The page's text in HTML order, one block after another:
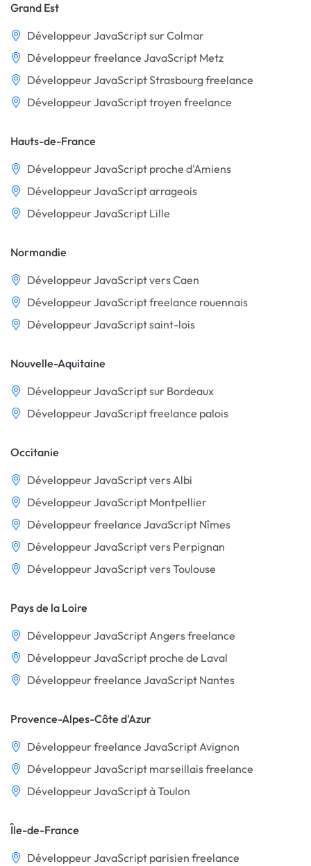
Grand Est
Développeur JavaScript sur Colmar
Développeur freelance JavaScript Metz
Développeur JavaScript Strasbourg freelance
Développeur JavaScript troyen freelance
Hauts-de-France
Développeur JavaScript proche d'Amiens
Développeur JavaScript arrageois
Développeur JavaScript Lille
Normandie
Développeur JavaScript vers Caen
Développeur JavaScript freelance rouennais
Développeur JavaScript saint-lois
Nouvelle-Aquitaine
Développeur JavaScript sur Bordeaux
Développeur JavaScript freelance palois
Occitanie
Développeur JavaScript vers Albi
Développeur JavaScript Montpellier
Développeur freelance JavaScript Nîmes
Développeur JavaScript vers Perpignan
Développeur JavaScript vers Toulouse
Pays de la Loire
Développeur JavaScript Angers freelance
Développeur JavaScript proche de Laval
Développeur freelance JavaScript Nantes
Provence-Alpes-Côte d'Azur
Développeur freelance JavaScript Avignon
Développeur JavaScript marseillais freelance
Développeur JavaScript à Toulon
Île-de-France
Développeur JavaScript parisien freelance